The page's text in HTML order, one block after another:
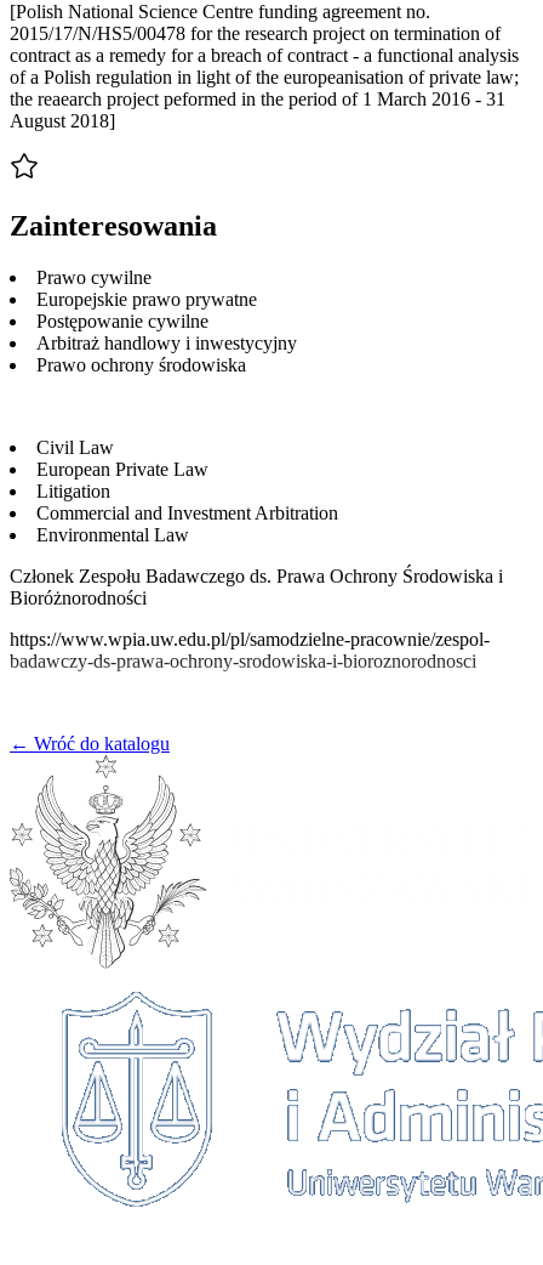
[Polish National Science Centre funding agreement no.
2015/17/N/HS5/00478 for the research project on termination of
contract as a remedy for a breach of contract - a functional analysis
of a Polish regulation in light of the europeanisation of private law;
the reaearch project peformed in the period of 1 March 2016 - 31
August 2018]
Zainteresowania
Prawo cywilne
Europejskie prawo prywatne
Postępowanie cywilne
Arbitraż handlowy i inwestycyjny
Prawo ochrony środowiska
Civil Law
European Private Law
Litigation
Commercial and Investment Arbitration
Environmental Law
Członek Zespołu Badawczego ds. Prawa Ochrony Środowiska i
Bioróżnorodności
https://www.wpia.uw.edu.pl/pl/samodzielne-pracownie/zespol-
badawczy-ds-prawa-ochrony-srodowiska-i-bioroznorodnosci
← Wróć do katalogu